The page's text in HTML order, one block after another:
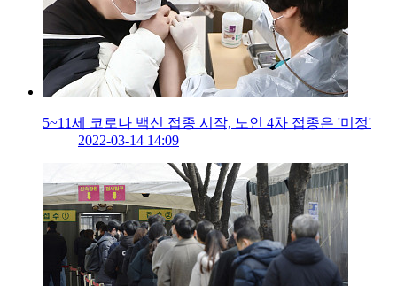
5~11세 코로나 백신 접종 시작, 노인 4차 접종은 '미정'
2022-03-14 14:09